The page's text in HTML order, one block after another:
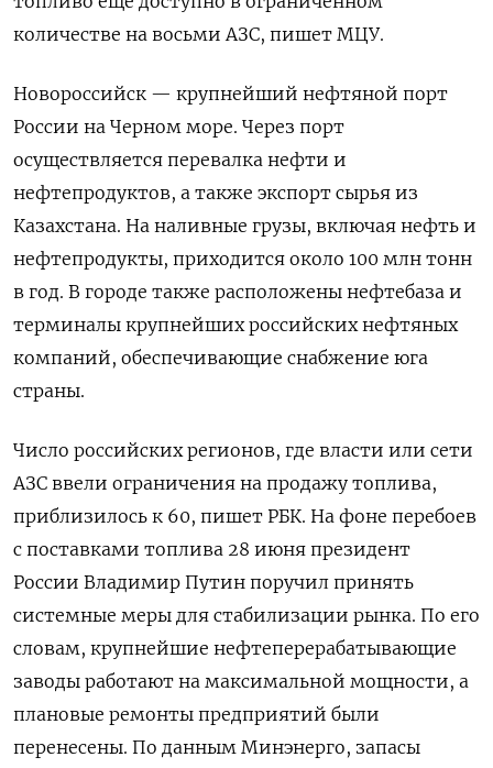
количестве на восьми АЗС, пишет МЦУ.
Новороссийск — крупнейший нефтяной порт
России на Черном море. Через порт
осуществляется перевалка нефти и
нефтепродуктов, а также экспорт сырья из
Казахстана. На наливные грузы, включая нефть и
нефтепродукты, приходится около 100 млн тонн
в год. В городе также расположены нефтебаза и
терминалы крупнейших российских нефтяных
компаний, обеспечивающие снабжение юга
страны.
Число российских регионов, где власти или сети
АЗС ввели ограничения на продажу топлива,
приблизилось к 60, пишет РБК. На фоне перебоев
с поставками топлива 28 июня президент
России Владимир Путин поручил принять
системные меры для стабилизации рынка. По его
словам, крупнейшие нефтеперерабатывающие
заводы работают на максимальной мощности, а
плановые ремонты предприятий были
перенесены. По данным Минэнерго, запасы